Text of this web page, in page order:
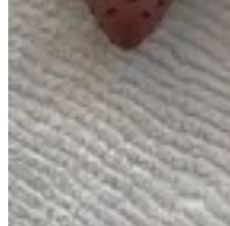
Quando o suor não evapora adequadamente, as
bactérias presentes na pele o decompõem, causando o
mau cheiro.
A umidade e o calor favorecem a proliferação de
fungos, o que pode causar frieiras, principalmente entre
os dedos dos pés.
Com um sapato de couro legítimo Liazzi, você evita
esses problemas e garante mais conforto e higiene
para seus pés.
3- MACIEZ
O couro é mais macio, flexível e adaptavél ao formato dos
pés. Ao contrário dos materiais sintéticos que
constumam ser mais rigidos por serem compostos de
substâncias químicas e não porosas. O couro natural
oferece um ajuste mais confortável e agradável.